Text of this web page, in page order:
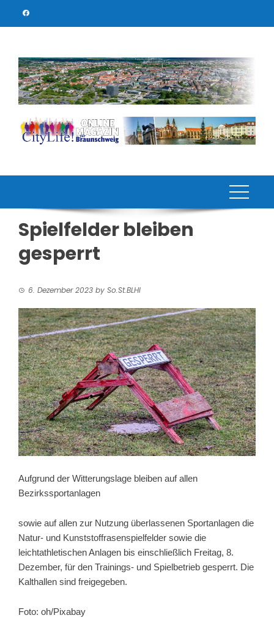
Spielfelder bleiben
gesperrt
6. Dezember 2023 by So.St.BLHI
Aufgrund der Witterungslage bleiben auf allen
Bezirkssportanlagen
sowie auf allen zur Nutzung überlassenen Sportanlagen die
Natur- und Kunststoffrasenspielfelder sowie die
leichtathletischen Anlagen bis einschließlich Freitag, 8.
Dezember, für den Trainings- und Spielbetrieb gesperrt. Die
Kalthallen sind freigegeben.
Foto: oh/Pixabay